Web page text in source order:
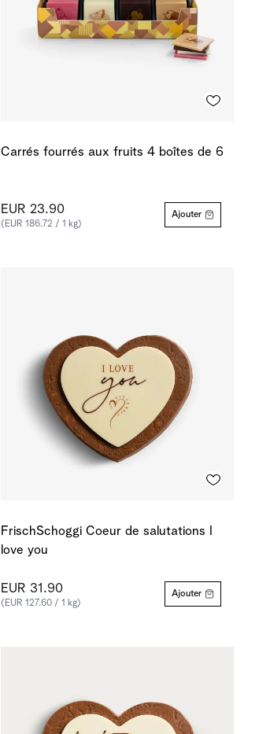
Carrés fourrés aux fruits 4 boîtes de 6
EUR 23.90
(EUR 186.72 / 1 kg)
Ajouter
FrischSchoggi Coeur de salutations I
love you
EUR 31.90
(EUR 127.60 / 1 kg)
Ajouter